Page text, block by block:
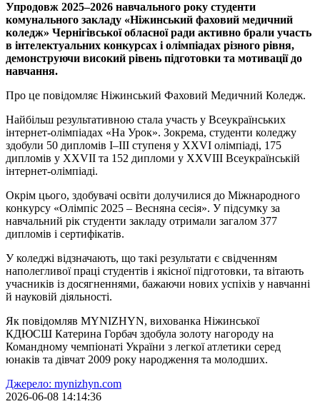
Упродовж 2025–2026 навчального року студенти
комунального закладу «Ніжинський фаховий медичний
коледж» Чернігівської обласної ради активно брали участь
в інтелектуальних конкурсах і олімпіадах різного рівня,
демонструючи високий рівень підготовки та мотивації до
навчання.
Про це повідомляє Ніжинський Фаховий Медичний Коледж.
Найбільш результативною стала участь у Всеукраїнських
інтернет-олімпіадах «На Урок». Зокрема, студенти коледжу
здобули 50 дипломів І–ІІІ ступеня у XXVI олімпіаді, 175
дипломів у XXVII та 152 дипломи у XXVIII Всеукраїнській
інтернет-олімпіаді.
Окрім цього, здобувачі освіти долучилися до Міжнародного
конкурсу «Олімпіс 2025 – Весняна сесія». У підсумку за
навчальний рік студенти закладу отримали загалом 377
дипломів і сертифікатів.
У коледжі відзначають, що такі результати є свідченням
наполегливої праці студентів і якісної підготовки, та вітають
учасників із досягненнями, бажаючи нових успіхів у навчанні
й науковій діяльності.
Як повідомляв MYNIZHYN, вихованка Ніжинської
КДЮСШ Катерина Горбач здобула золоту нагороду на
Командному чемпіонаті України з легкої атлетики серед
юнаків та дівчат 2009 року народження та молодших.
Джерело: mynizhyn.com
2026-06-08 14:14:36